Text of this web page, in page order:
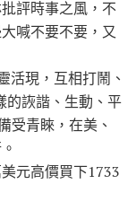
評時事之風，不
喊不要不要，又
現，互相打鬧、
的詼諧、生動、平
受青睞，在美、
元高價買下1733